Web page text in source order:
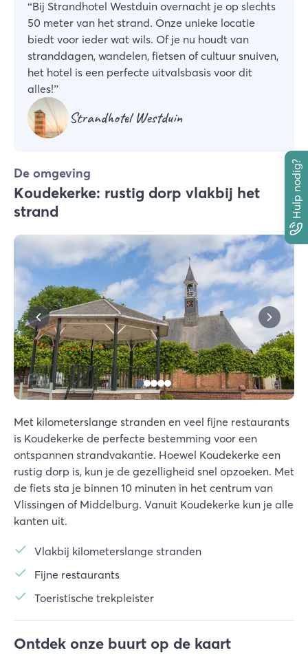
Hulp nodig?
“Bij Strandhotel Westduin overnacht je op slechts
50 meter van het strand. Onze unieke locatie
biedt voor ieder wat wils. Of je nu houdt van
stranddagen, wandelen, fietsen of cultuur snuiven,
het hotel is een perfecte uitvalsbasis voor dit
alles!”
Strandhotel Westduin
De omgeving
Koudekerke: rustig dorp vlakbij het
strand
Met kilometerslange stranden en veel fijne restaurants
is Koudekerke de perfecte bestemming voor een
ontspannen strandvakantie. Hoewel Koudekerke een
rustig dorp is, kun je de gezelligheid snel opzoeken. Met
de fiets sta je binnen 10 minuten in het centrum van
Vlissingen of Middelburg. Vanuit Koudekerke kun je alle
kanten uit.
Vlakbij kilometerslange stranden
Fijne restaurants
Toeristische trekpleister
Ontdek onze buurt op de kaart